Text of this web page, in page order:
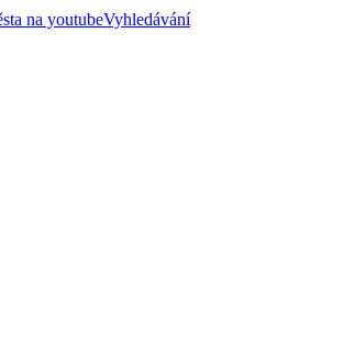
na youtubeVyhledávání